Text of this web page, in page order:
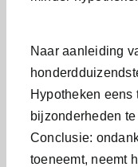
Naar aanleiding
Hypotheken eens
bijzonderheden
Conclusie:
toeneemt, neemt